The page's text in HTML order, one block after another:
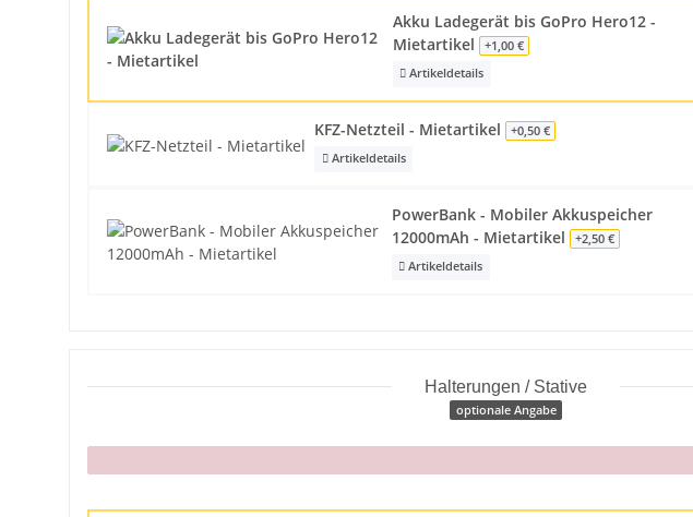
Akku Ladegerät bis GoPro Hero12 -
Mietartikel
+1,00 €
Artikeldetails
KFZ-Netzteil - Mietartikel
+0,50 €
Artikeldetails
PowerBank - Mobiler Akkuspeicher
12000mAh - Mietartikel
+2,50 €
Artikeldetails
Halterungen / Stative
optionale Angabe
x